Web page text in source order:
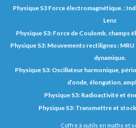
Physique S3 Force électromagnétique. ;
Lenz
Physique S3: Force de Coulomb, champs
Physique S3: Mouvements rectilignes :
dynamique.
Physique S3: Oscillateur harmonique,
d’onde, élongation,
Physique S3: Radioactivité et
Physique S3: Transmettre et
Coffre à outils en maths et